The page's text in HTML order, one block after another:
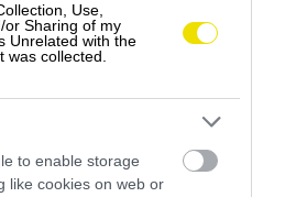
Use,
or Sharing of my
Unrelated with the
was collected.
to enable storage
like cookies on web or
LAKU POČAS